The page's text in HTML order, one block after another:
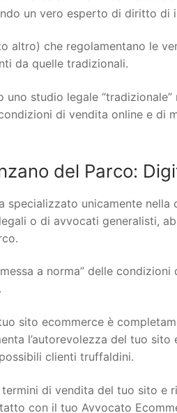
un vero esperto di diritto di
altro) che regolamentano le
da quelle tradizionali.
studio legale
di vendita online e di
del Parco:
specializzato unicamente nella
o di avvocati generalisti,
a norma” delle
sito ecommerce è
l’autorevolezza del tuo
clienti truffaldini.
di vendita del tuo sito e
con il tuo Avvocato